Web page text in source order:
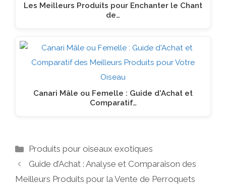
Les Meilleurs Produits pour Enchanter le Chant
de…
Canari Mâle ou Femelle : Guide d'Achat et
Comparatif…
Catégories
Produits pour oiseaux exotiques
Guide d’Achat : Analyse et Comparaison des
Meilleurs Produits pour la Vente de Perroquets